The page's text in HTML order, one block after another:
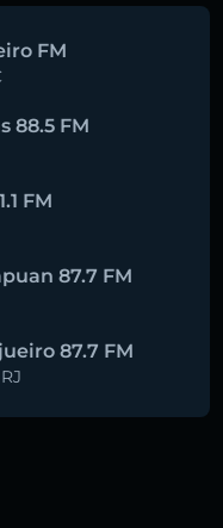
FM
88.5 FM
FM
87.7 FM
87.7 FM
RJ